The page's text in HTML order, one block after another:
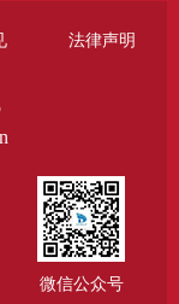
法律声明
微信公众号